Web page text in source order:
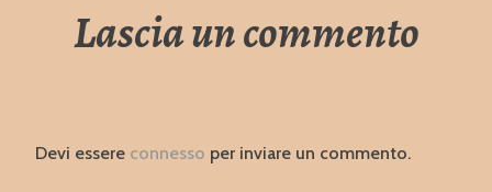
Lascia un commento
Devi essere connesso per inviare un commento.